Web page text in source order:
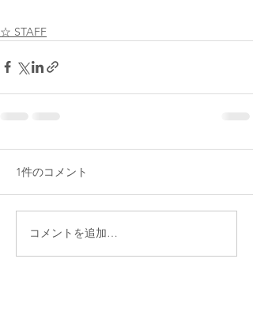
☆ STAFF
1件のコメント
コメントを追加…